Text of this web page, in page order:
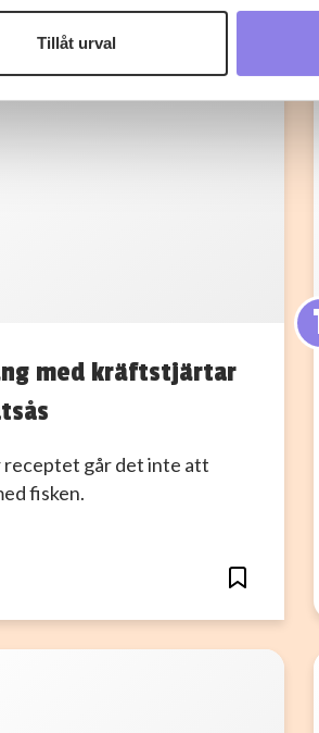
att du är 25 år eller äldre.
Tillåt urval
med kräftstjärtar
receptet går det inte att
fisken.